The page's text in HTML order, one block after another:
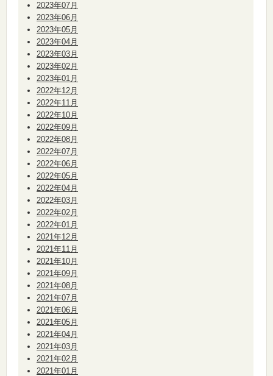
2023年07月
2023年06月
2023年05月
2023年04月
2023年03月
2023年02月
2023年01月
2022年12月
2022年11月
2022年10月
2022年09月
2022年08月
2022年07月
2022年06月
2022年05月
2022年04月
2022年03月
2022年02月
2022年01月
2021年12月
2021年11月
2021年10月
2021年09月
2021年08月
2021年07月
2021年06月
2021年05月
2021年04月
2021年03月
2021年02月
2021年01月